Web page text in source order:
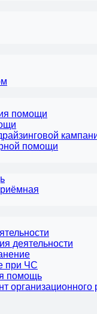
помощи
помощи
деятельности
при ЧС
помощь
организационного